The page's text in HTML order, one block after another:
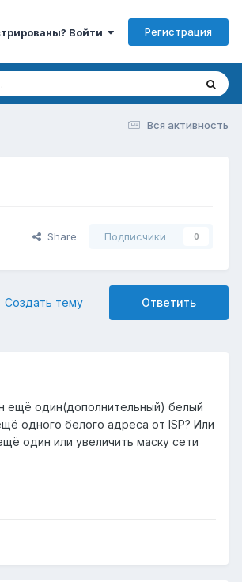
Войти Регистрация
Вся активность
Share Подписчики 0
Ответить
Создать тему
ещё один(дополнительный) белый
одного белого адреса от ISP? Или
один или увеличить маску сети